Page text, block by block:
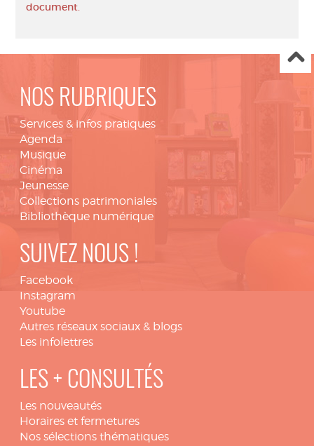
document.
NOS RUBRIQUES
Services & infos pratiques
Agenda
Musique
Cinéma
Jeunesse
Collections patrimoniales
Bibliothèque numérique
SUIVEZ NOUS !
Facebook
Instagram
Youtube
Autres réseaux sociaux & blogs
Les infolettres
LES + CONSULTÉS
Les nouveautés
Horaires et fermetures
Nos sélections thématiques